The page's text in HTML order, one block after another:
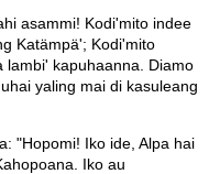
asammi! Kodi'mito indee
Katämpä'; Kodi'mito
lambi' kapuhaanna. Diamo
yaling mai di kasuleang
"Hopomi! Iko ide, Alpa hai
Iko au